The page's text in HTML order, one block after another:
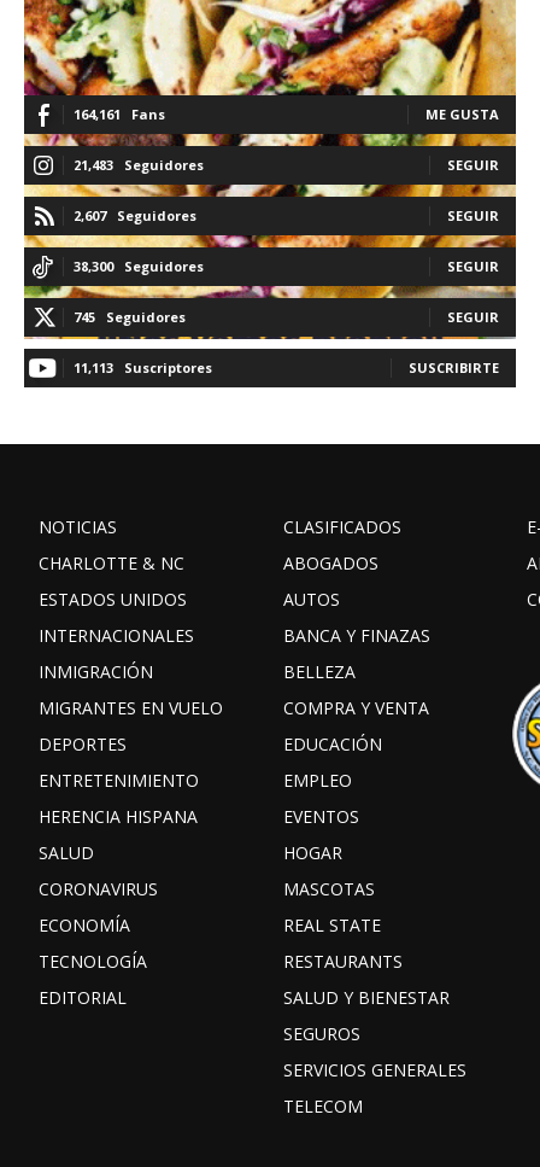
164,161 Fans ME GUSTA
21,483 Seguidores SEGUIR
2,607 Seguidores SEGUIR
38,300 Seguidores SEGUIR
745 Seguidores SEGUIR
11,113 Suscriptores SUSCRIBIRTE
NOTICIAS
CHARLOTTE & NC
ESTADOS UNIDOS
INTERNACIONALES
INMIGRACIÓN
MIGRANTES EN VUELO
DEPORTES
ENTRETENIMIENTO
HERENCIA HISPANA
SALUD
CORONAVIRUS
ECONOMÍA
TECNOLOGÍA
EDITORIAL
CLASIFICADOS
ABOGADOS
AUTOS
BANCA Y FINAZAS
BELLEZA
COMPRA Y VENTA
EDUCACIÓN
EMPLEO
EVENTOS
HOGAR
MASCOTAS
REAL STATE
RESTAURANTS
SALUD Y BIENESTAR
SEGUROS
SERVICIOS GENERALES
TELECOM